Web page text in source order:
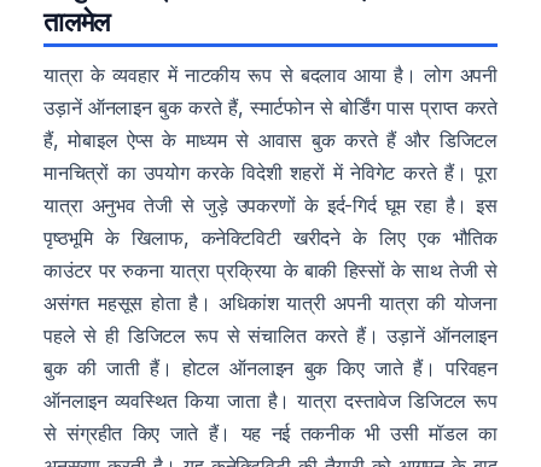
तालमेल
यात्रा के व्यवहार में नाटकीय रूप से बदलाव आया है। लोग अपनी
उड़ानें ऑनलाइन बुक करते हैं, स्मार्टफोन से बोर्डिंग पास प्राप्त करते
हैं, मोबाइल ऐप्स के माध्यम से आवास बुक करते हैं और डिजिटल
मानचित्रों का उपयोग करके विदेशी शहरों में नेविगेट करते हैं। पूरा
यात्रा अनुभव तेजी से जुड़े उपकरणों के इर्द-गिर्द घूम रहा है। इस
पृष्ठभूमि के खिलाफ, कनेक्टिविटी खरीदने के लिए एक भौतिक
काउंटर पर रुकना यात्रा प्रक्रिया के बाकी हिस्सों के साथ तेजी से
असंगत महसूस होता है। अधिकांश यात्री अपनी यात्रा की योजना
पहले से ही डिजिटल रूप से संचालित करते हैं। उड़ानें ऑनलाइन
बुक की जाती हैं। होटल ऑनलाइन बुक किए जाते हैं। परिवहन
ऑनलाइन व्यवस्थित किया जाता है। यात्रा दस्तावेज डिजिटल रूप
से संग्रहीत किए जाते हैं। यह नई तकनीक भी उसी मॉडल का